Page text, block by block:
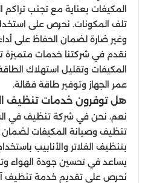
المكيفات بعناية مع تجنب تراكم
تلف المكونات. نحرص على
وغير ضارة لضمان الحفاظ على
نقدم في شركتنا خدمات متميزة
المكيفات وتقليل استهلاك
عمر الجهاز وتوفير طاقة فعّالة.
هل توفرون خدمات تنظيف
نعم، نحن في شركة تنظيف في
تنظيف وصيانة المكيفات لضمان
بتنظيف الفلاتر والأنابيب
يساعد في تحسين جودة الهواء
نحرص على تقديم خدمة تنظيف